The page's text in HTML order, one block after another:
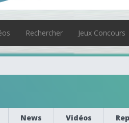
Rechercher Jeux Concours
News Vidéos